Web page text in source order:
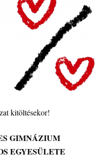
kitöltésekor!
GIMNÁZIUM
EGYESÜLETE